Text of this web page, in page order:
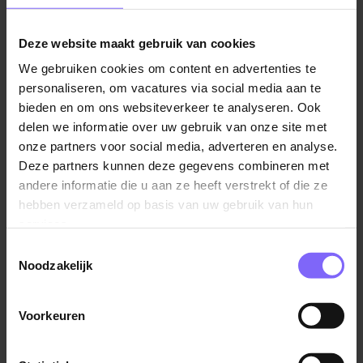
Deze website maakt gebruik van cookies
We gebruiken cookies om content en advertenties te
personaliseren, om vacatures via social media aan te
bieden en om ons websiteverkeer te analyseren. Ook
delen we informatie over uw gebruik van onze site met
onze partners voor social media, adverteren en analyse.
Deze partners kunnen deze gegevens combineren met
andere informatie die u aan ze heeft verstrekt of die ze
hebben verzameld op basis van uw gebruik van hun
Noodzakelijk
Voorkeuren
Bedrijven voor administratieve medewerkers
Er zijn veel bedrijven in Limburg die zoeken naar
Media Group Limburg en Bonten administratie,
belastingen & advies.
Ontdek administratie vacatures in Limburg
De grootste vacaturesite van Limburg biedt een ruime
keuze aan boeiende administratieve functies in jouw
bij jou in de buurt.